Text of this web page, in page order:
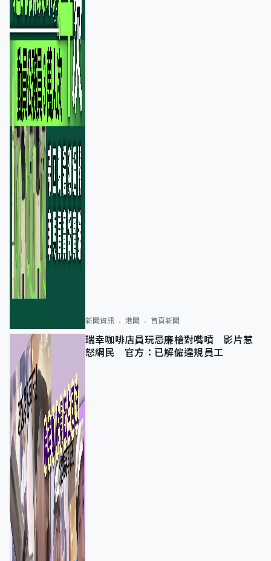
新聞資訊 港聞 首頁新聞
瑞幸咖啡店員玩忌廉槍對嘴噴 影片惹
怒網民 官方：已解僱違規員工